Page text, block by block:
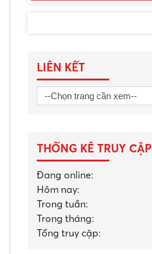
LIÊN KẾT
THỐNG KÊ TRUY CẬP
Đang online:
Hôm nay:
Trong tuần:
Trong tháng:
Tổng truy cập: